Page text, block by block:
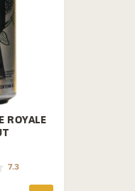
ROYALE
7.3